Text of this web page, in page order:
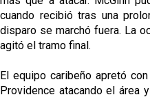
cuando recibió tras una
disparo se marchó fuera. La
agitó el tramo final.
El equipo caribeño apretó
Providence atacando el área